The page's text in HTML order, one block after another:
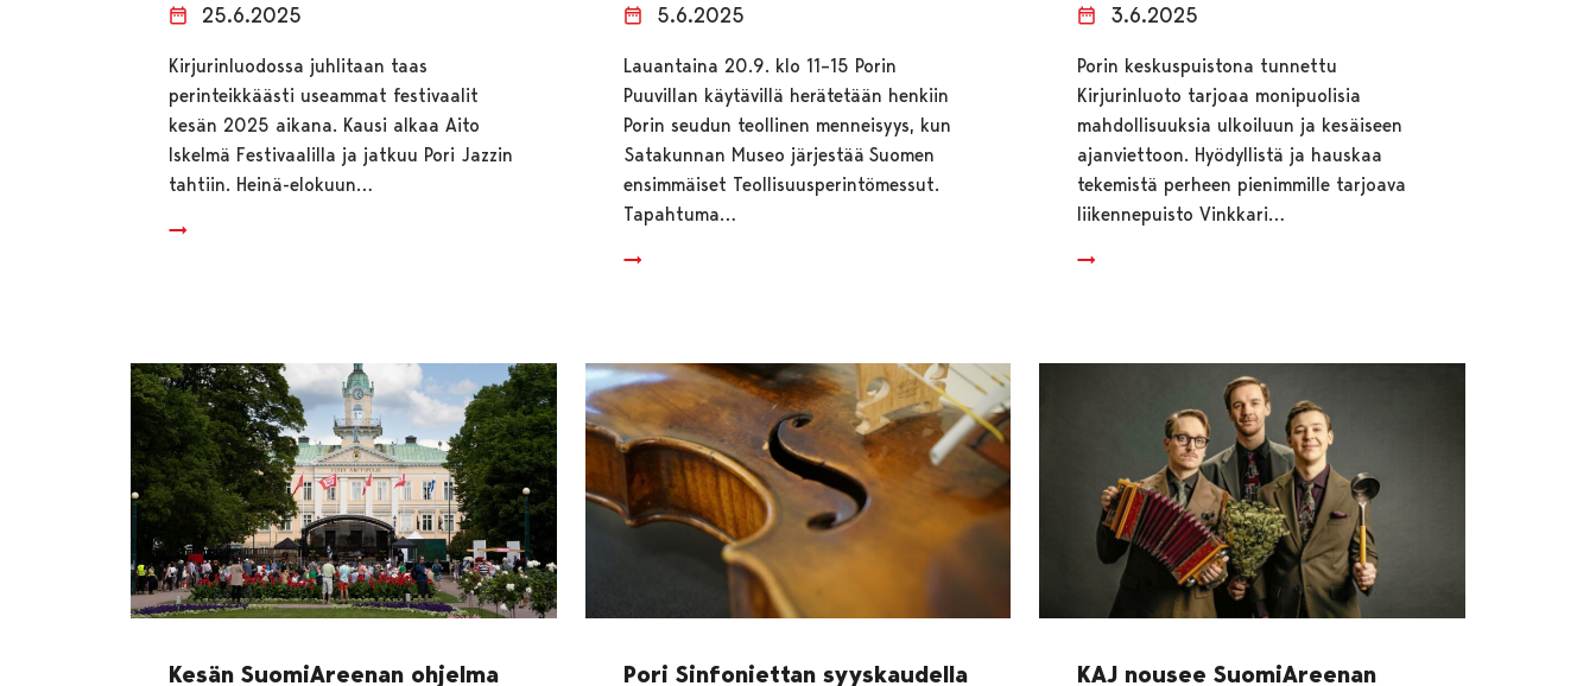
25.6.2025
Kirjurinluodossa juhlitaan taas
perinteikkäästi useammat festivaalit
kesän 2025 aikana. Kausi alkaa Aito
Iskelmä Festivaalilla ja jatkuu Pori Jazzin
tahtiin. Heinä-elokuun…
5.6.2025
Lauantaina 20.9. klo 11–15 Porin
Puuvillan käytävillä herätetään henkiin
Porin seudun teollinen menneisyys, kun
Satakunnan Museo järjestää Suomen
ensimmäiset Teollisuusperintömessut.
Tapahtuma…
3.6.2025
Porin keskuspuistona tunnettu
Kirjurinluoto tarjoaa monipuolisia
mahdollisuuksia ulkoiluun ja kesäiseen
ajanviettoon. Hyödyllistä ja hauskaa
tekemistä perheen pienimmille tarjoava
liikennepuisto Vinkkari…
Kesän SuomiAreenan ohjelma
Pori Sinfoniettan syyskaudella
KAJ nousee SuomiAreenan